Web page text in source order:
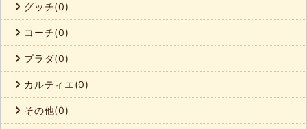
グッチ(0)
コーチ(0)
プラダ(0)
カルティエ(0)
その他(0)